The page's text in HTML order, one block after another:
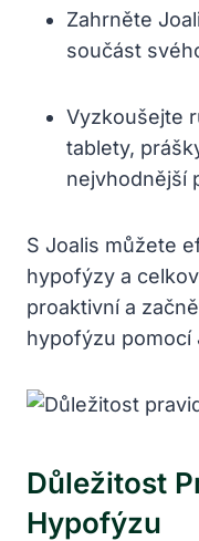
Zahrněte
součást
Vyzkoušejte
tablety,
nejvhodnější
S Joalis můžete
hypofýzy a
proaktivní a
hypofýzu pomocí
Důležitost
Hypofýzu